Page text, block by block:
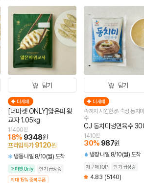
담기
더세페
[더마켓 ONLY]얇은피 왕
교자 1.05kg
18% 9348원
11400원
프라임특가 9120원
냉동 내일 8/10(월) 도착
더마켓 Only
인기 급상승
최대 15% 중복쿠폰
담기
더세페
속까지 시원한🧊 숙성 동치
수
CJ 동치미냉면육수
30% 987원
1410원
냉장 내일 8/10(월) 도착
재구매TOP 인기 급상승
4.83 (5140)